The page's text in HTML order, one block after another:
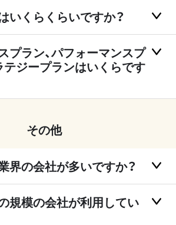
いくらくらいですか？
プラン、パフォーマンスプ
テジープランはいくらです
その他
界の会社が多いですか？
規模の会社が利用してい